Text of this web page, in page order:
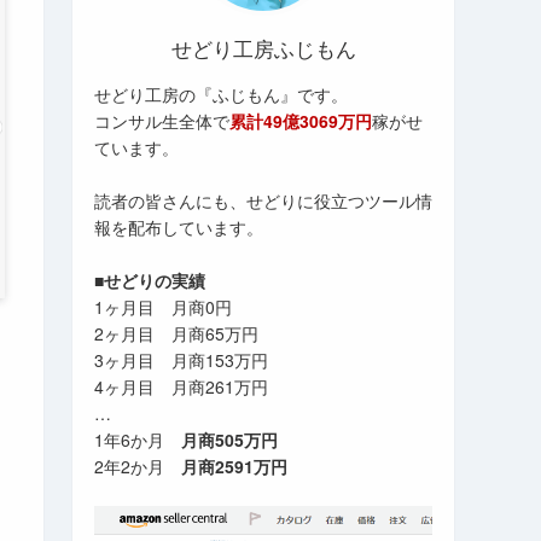
せどり工房ふじもん
せどり工房の『ふじもん』です。
コンサル生全体で累計49億3069万円稼がせ
ています。
読者の皆さんにも、せどりに役立つツール情
報を配布しています。
■せどりの実績
1ヶ月目 月商0円
2ヶ月目 月商65万円
3ヶ月目 月商153万円
4ヶ月目 月商261万円
…
1年6か月 月商505万円
2年2か月 月商2591万円